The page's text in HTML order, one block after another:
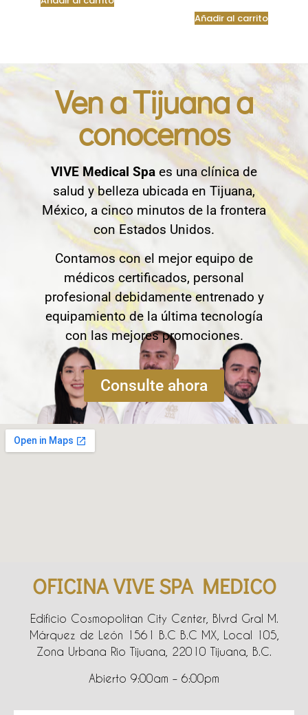
Añadir al carrito
Ven a Tijuana a
conocernos
VIVE Medical Spa es una clínica de
salud y belleza ubicada en Tijuana,
México, a cinco minutos de la frontera
con Estados Unidos.
Contamos con el mejor equipo de
médicos certificados, personal
profesional debidamente entrenado y
equipamiento de la última tecnología
con las mejores promociones.
Consulte ahora
OFICINA VIVE SPA MEDICO
Edificio Cosmopolitan City Center, Blvrd Gral M.
Márquez de León 1561 B.C B.C MX, Local 105,
Zona Urbana Rio Tijuana, 22010 Tijuana, B.C.
Abierto 9:00am – 6:00pm